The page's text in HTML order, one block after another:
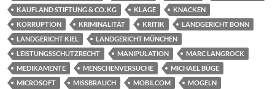
KAUFLAND STIFTUNG & CO. KG
KLAGE
KNACKEN
KORRUPTION
KRIMINALITÄT KRITIK
LANDGERICHT BONN
LANDGERICHT KIEL
LANDGERICHT MÜNCHEN
LEISTUNGSSCHUTZRECHT
MANIPULATION
MARC LANGROCK
MEDIKAMENTE
MENSCHENVERSUCHE
MICHAEL BÜGE
MICROSOFT
MISSBRAUCH MOBILCOM
MOGELN